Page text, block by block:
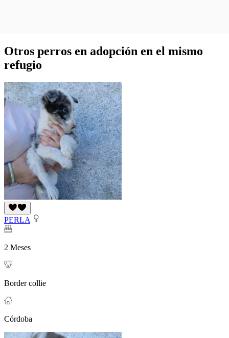
Otros perros en adopción en el mismo
refugio
PERLA
2 Meses
Border collie
Córdoba